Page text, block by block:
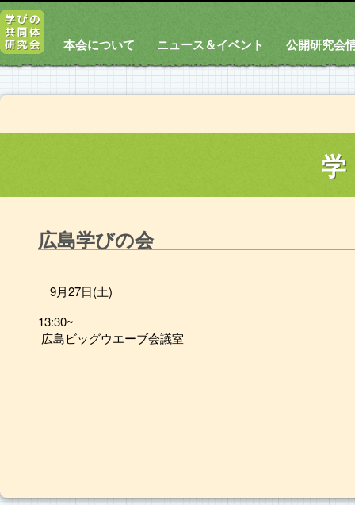
本会について ニュース＆イベント 公開研究会
広島学びの会
9月27日(土)
13:30~
広島ビッグウエーブ会議室